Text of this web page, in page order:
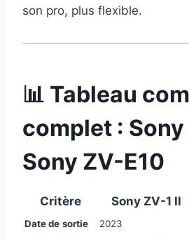
son pro, plus flexible.
📊 Tableau
complet : Sony
Sony ZV-E10
Critère Sony ZV-1 II
Date de sortie 2023